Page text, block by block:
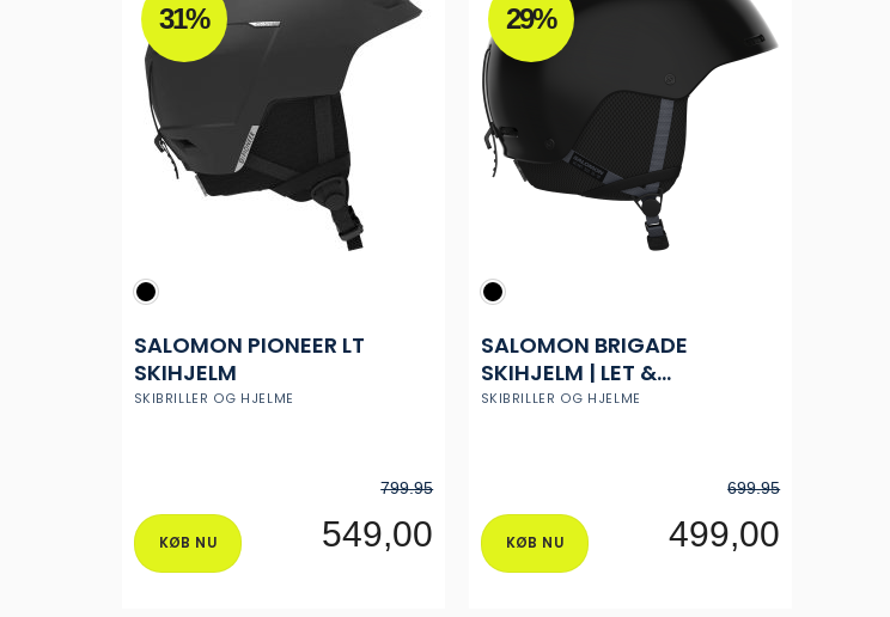
31%
SKIBRILLER OG HJELME
SALOMON PIONEER LT
SKIHJELM
KØB NU
799.95
549,00
29%
SKIBRILLER OG HJELME
SALOMON BRIGADE
SKIHJELM | LET &
SLIDSTÆRK ALLROUND
KØB NU
699.95
499,00